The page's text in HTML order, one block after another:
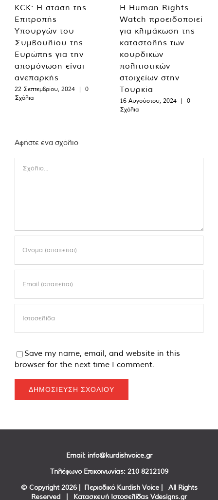
KCK: Η στάση της
Επιτροπής
Υπουργών του
Συμβουλίου της
Ευρώπης για την
απομόνωση είναι
ανεπαρκής
22 Σεπτεμβρίου, 2024 |
0
Σχόλια
Η Human Rights
Watch προειδοποιεί
για κλιμάκωση της
καταστολής των
κουρδικών
πολιτιστικών
στοιχείων στην
Τουρκία
16 Αυγούστου, 2024 |
0
Σχόλια
Αφήστε ένα σχόλιο
Save my name, email, and website in this
browser for the next time I comment.
Email: info@kurdishvoice.gr
Τηλέφωνο Επικοινωνίας: 210 8212109
© Copyright 2026 | Περιοδικό Kurdish Voice | All Rights
Reserved | Κατασκευή Ιστοσελίδας Vdesigns.gr